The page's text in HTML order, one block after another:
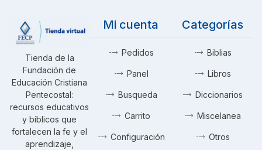
Tienda de la
Fundación de
Educación Cristiana
Pentecostal:
recursos educativos
y bíblicos que
fortalecen la fe y el
aprendizaje,
Mi cuenta
Pedidos
Panel
Busqueda
Carrito
Configuración
Categorías
Biblias
Libros
Diccionarios
Miscelanea
Otros